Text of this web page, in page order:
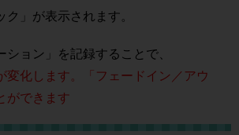
」が表示されます。
ョン」を記録することで、
変化します。「フェードイン／アウ
ができます